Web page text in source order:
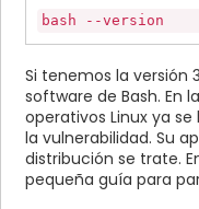
bash --version
Si tenemos la versión
software de Bash. En
operativos Linux ya
la vulnerabilidad. Su
distribución se trate.
pequeña guía para